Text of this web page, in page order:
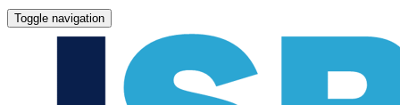
Toggle navigation